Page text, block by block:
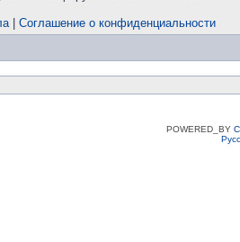
| Соглашение о конфиденциальности
POWERED_BY